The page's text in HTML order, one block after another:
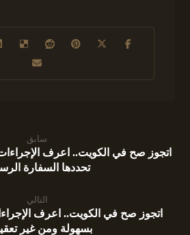
سابق
اتجوز صح في الكويت.. اعرف الإجراءات
تحددها السفارة
التالي
اتجوز صح في الكويت.. اعرف
بسهولة ومن غير